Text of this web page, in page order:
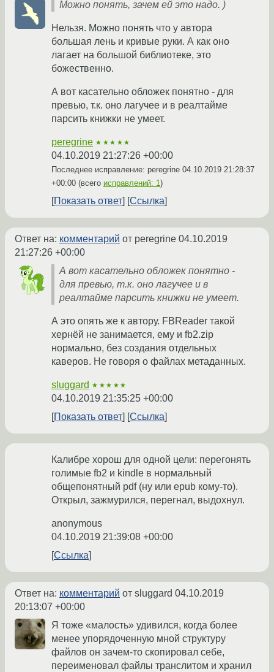
Можно понять, зачем ей это надо. )
Нельзя. Можно понять что у автора
большая лень и кривые руки. А как оно
лагает на большой библиотеке, это
божественно.
А вот касательно обложек понятно - для
превью, т.к. оно лагучее и в реалтайме
парсить книжки не умеет.
peregrine ★★★★★
04.10.2019 21:27:26 +00:00
Последнее исправление: peregrine 04.10.2019 21:28:37
+00:00 (всего исправлений: 1)
Показать ответ Ссылка
Ответ на: комментарий от peregrine 04.10.2019
21:27:26 +00:00
А вот касательно обложек понятно -
для превью, т.к. оно лагучее и в
реалтайме парсить книжки не умеет.
А это опять же к автору. FBReader такой
хернёй не занимается, ему и fb2.zip
нормально, без создания отдельных
каверов. Не говоря о файлах метаданных.
sluggard ★★★★★
04.10.2019 21:35:25 +00:00
Показать ответ
Ссылка
Калибре хорош для одной цели: перегонять
голимые fb2 и kindle в нормальный
общепонятный pdf (ну или epub кому-то).
Открыл, зажмурился, перегнал, выдохнул.
anonymous
04.10.2019 21:39:08 +00:00
Ссылка
Ответ на: комментарий от sluggard 04.10.2019
20:13:07 +00:00
Я тоже «малость» удивился, когда более
менее упорядоченную мной структуру
файлов он зачем-то скопировал себе,
переименовал файлы транслитом и хранил